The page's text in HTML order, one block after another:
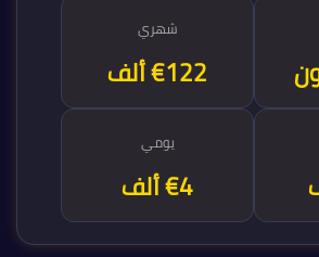
شهري
€122 ألف
يومي
€4 ألف